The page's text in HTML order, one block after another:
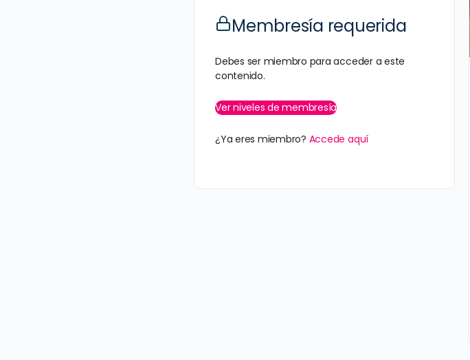
Membresía requerida
Debes ser miembro para acceder a este
contenido.
Ver niveles de membresía
¿Ya eres miembro? Accede aquí